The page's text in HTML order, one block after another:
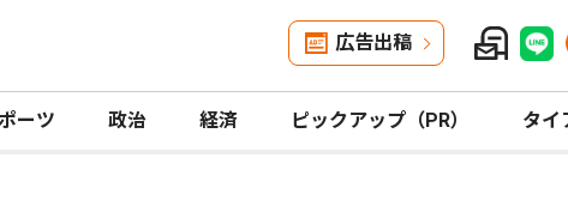
広告出稿
ーツ 政治 経済 ピックアップ（PR） タイ